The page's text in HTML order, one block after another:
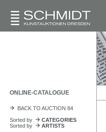
ONLINE-CATALOGUE
BACK TO AUCTION 84
Sorted by
CATEGORIES
Sorted by
ARTISTS